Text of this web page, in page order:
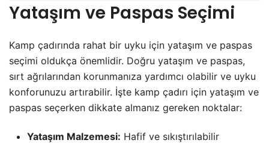
Yataşım ve Paspas Seçimi
Kamp çadırında rahat bir uyku için yataşım ve paspas
seçimi oldukça önemlidir. Doğru yataşım ve paspas,
sırt ağrılarından korunmanıza yardımcı olabilir ve uyku
konforunuzu artırabilir. İşte kamp çadırı için yataşım ve
paspas seçerken dikkate almanız gereken noktalar:
Yataşım Malzemesi: Hafif ve sıkıştırılabilir